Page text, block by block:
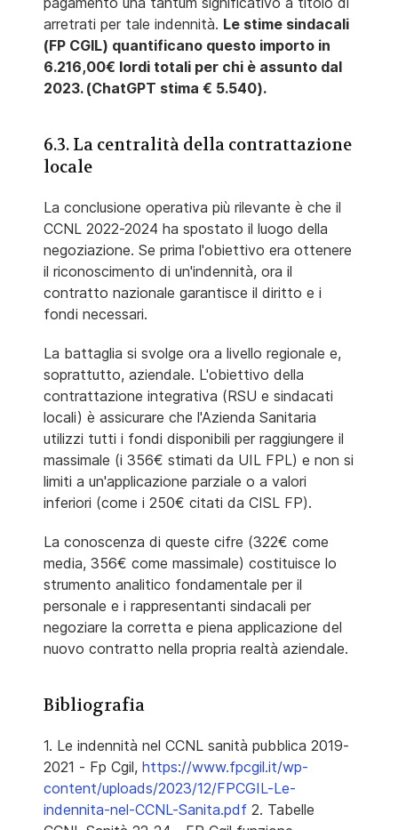
arretrati per tale indennità. Le stime sindacali
(FP CGIL) quantificano questo importo in
6.216,00€ lordi totali per chi è assunto dal
2023. (ChatGPT stima € 5.540).
6.3. La centralità della contrattazione
locale
La conclusione operativa più rilevante è che il
CCNL 2022-2024 ha spostato il luogo della
negoziazione. Se prima l'obiettivo era ottenere
il riconoscimento di un'indennità, ora il
contratto nazionale garantisce il diritto e i
fondi necessari.
La battaglia si svolge ora a livello regionale e,
soprattutto, aziendale. L'obiettivo della
contrattazione integrativa (RSU e sindacati
locali) è assicurare che l'Azienda Sanitaria
utilizzi tutti i fondi disponibili per raggiungere il
massimale (i 356€ stimati da UIL FPL) e non si
limiti a un'applicazione parziale o a valori
inferiori (come i 250€ citati da CISL FP).
La conoscenza di queste cifre (322€ come
media, 356€ come massimale) costituisce lo
strumento analitico fondamentale per il
personale e i rappresentanti sindacali per
negoziare la corretta e piena applicazione del
nuovo contratto nella propria realtà aziendale.
Bibliografia
1. Le indennità nel CCNL sanità pubblica 2019-
2021 - Fp Cgil, https://www.fpcgil.it/wp-
content/uploads/2023/12/FPCGIL-Le-
indennita-nel-CCNL-Sanita.pdf 2. Tabelle